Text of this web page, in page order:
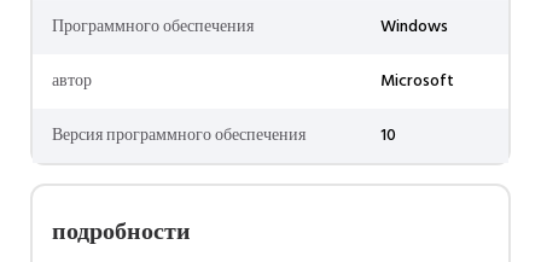
Программного обеспечения
Windows
автор
Microsoft
Версия программного обеспечения
10
подробности